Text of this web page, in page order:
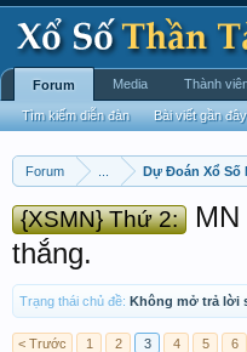
Forum Dự Đoán Xổ Số
{XSMN} Thứ 2:
thắng.
Trạng thái chủ đề: Không mở trả lời
< Trước 1 2 3 4 5 6
Forum
Tìm kiếm diễn đàn Bài viết gần đây
Media Thành